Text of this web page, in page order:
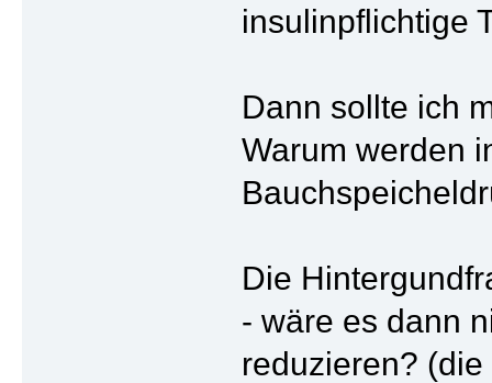
insulinpflichtige
Dann sollte ich
Warum werden
Die
- wäre es dann
reduzieren?